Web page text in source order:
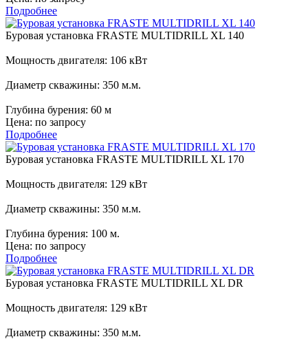
Подробнее
Буровая установка FRASTE MULTIDRILL XL 140
Мощность двигателя: 106 кВт
Диаметр скважины: 350 м.м.
Глубина бурения: 60 м
Цена: по запросу
Подробнее
Буровая установка FRASTE MULTIDRILL XL 170
Мощность двигателя: 129 кВт
Диаметр скважины: 350 м.м.
Глубина бурения: 100 м.
Цена: по запросу
Подробнее
Буровая установка FRASTE MULTIDRILL XL DR
Мощность двигателя: 129 кВт
Диаметр скважины: 350 м.м.